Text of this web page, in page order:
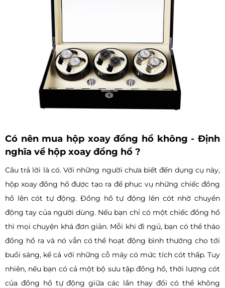
Có nên mua hộp xoay đồng hồ không - Định
nghĩa về hộp xoay đồng hồ ?
Câu trả lời là có. Với những người chưa biết đến dụng cụ này,
hộp xoay đồng hồ được tạo ra để phục vụ những chiếc đồng
hồ lên cót tự động. Đồng hồ tự động lên cót nhờ chuyển
động tay của người dùng. Nếu bạn chỉ có một chiếc đồng hồ
thì mọi chuyện khá đơn giản. Mỗi khi đi ngủ, bạn có thể tháo
đồng hồ ra và nó vẫn có thể hoạt động bình thường cho tới
buổi sáng, kể cả với những cỗ máy có mức tích cót thấp. Tuy
nhiên, nếu bạn có cả một bộ sưu tập đồng hồ, thời lượng cót
của đồng hồ tự động giữa các lần thay đổi có thể không